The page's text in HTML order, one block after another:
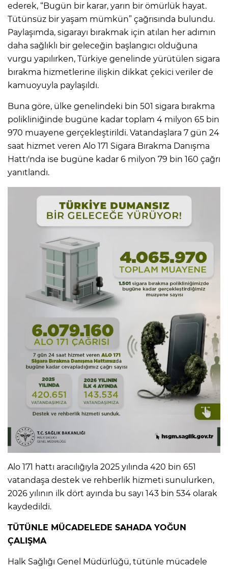
ederek, “Bugün bir karar, yarın bir ömürlük hayat.
Tütünsüz bir yaşam mümkün” çağrısında bulundu.
Paylaşımda, sigarayı bırakmak için atılan her adımın
daha sağlıklı bir geleceğin başlangıcı olduğuna
vurgu yapılırken, Türkiye genelinde yürütülen sigara
bırakma hizmetlerine ilişkin dikkat çekici veriler de
kamuoyuyla paylaşıldı.
Buna göre, ülke genelindeki bin 501 sigara bırakma
polikliniğinde bugüne kadar toplam 4 milyon 65 bin
970 muayene gerçekleştirildi. Vatandaşlara 7 gün 24
saat hizmet veren Alo 171 Sigara Bırakma Danışma
Hattı'nda ise bugüne kadar 6 milyon 79 bin 160 çağrı
yanıtlandı.
Alo 171 hattı aracılığıyla 2025 yılında 420 bin 651
vatandaşa destek ve rehberlik hizmeti sunulurken,
2026 yılının ilk dört ayında bu sayı 143 bin 534 olarak
kaydedildi.
TÜTÜNLE MÜCADELEDE SAHADA YOĞUN
ÇALIŞMA
Halk Sağlığı Genel Müdürlüğü, tütünle mücadele